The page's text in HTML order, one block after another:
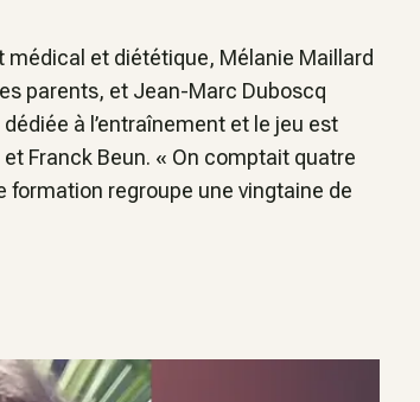
médical et diététique, Mélanie Maillard
parents, et Jean-Marc Duboscq
à l’entraînement et le jeu est
Franck Beun. « On comptait quatre
formation regroupe une vingtaine de